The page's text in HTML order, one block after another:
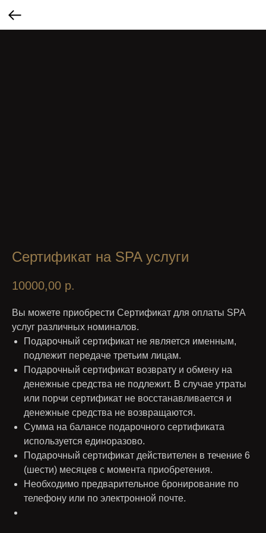
Сертификат на SPA услуги
10000,00 р.
Вы можете приобрести Сертификат для оплаты SPA
услуг различных номиналов.
Подарочный сертификат не является именным,
подлежит передаче третьим лицам.
Подарочный сертификат возврату и обмену на
денежные средства не подлежит. В случае утраты
или порчи сертификат не восстанавливается и
денежные средства не возвращаются.
Сумма на балансе подарочного сертификата
используется единоразово.
Подарочный сертификат действителен в течение 6
(шести) месяцев с момента приобретения.
Необходимо предварительное бронирование по
телефону или по электронной почте.